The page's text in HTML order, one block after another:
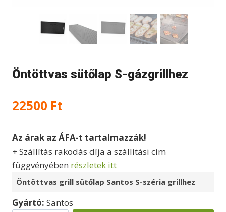
Öntöttvas sütőlap S-gázgrillhez
22500 Ft
Az árak az ÁFA-t tartalmazzák!
+ Szállítás rakodás díja a szállítási cím
függvényében részletek itt
Öntöttvas grill sütőlap Santos S-széria grillhez
Gyártó: Santos